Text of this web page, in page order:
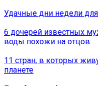
Удачные дни недели
6 дочерей известных
воды похожи на отцов
11 стран, в которых
планете